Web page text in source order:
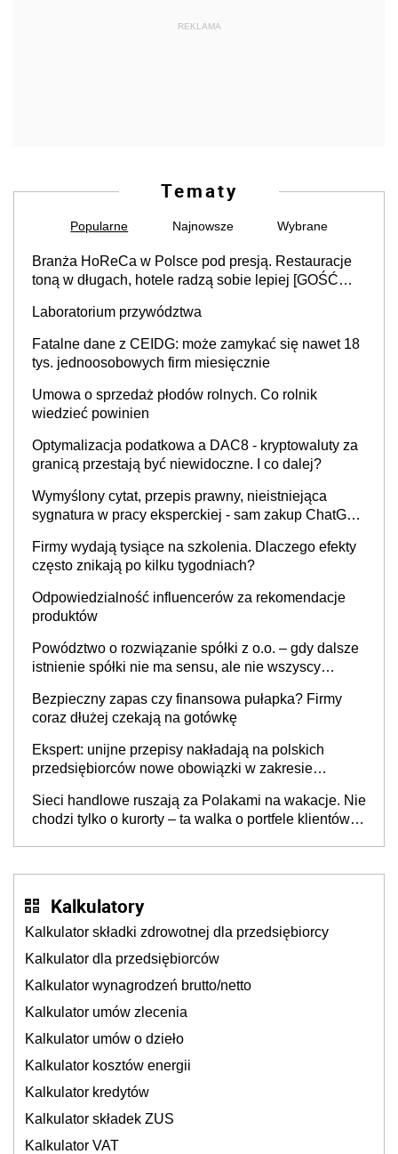
REKLAMA
Tematy
Popularne Najnowsze Wybrane
Branża HoReCa w Polsce pod presją. Restauracje
toną w długach, hotele radzą sobie lepiej [GOŚĆ
Laboratorium przywództwa
Fatalne dane z CEIDG: może zamykać się nawet 18
tys. jednoosobowych firm miesięcznie
Umowa o sprzedaż płodów rolnych. Co rolnik
wiedzieć powinien
Optymalizacja podatkowa a DAC8 - kryptowaluty za
granicą przestają być niewidoczne. I co dalej?
Wymyślony cytat, przepis prawny, nieistniejąca
sygnatura w pracy eksperckiej - sam zakup ChatGPT
Firmy wydają tysiące na szkolenia. Dlaczego efekty
często znikają po kilku tygodniach?
Odpowiedzialność influencerów za rekomendacje
produktów
Powództwo o rozwiązanie spółki z o.o. – gdy dalsze
istnienie spółki nie ma sensu, ale nie wszyscy
Bezpieczny zapas czy finansowa pułapka? Firmy
coraz dłużej czekają na gotówkę
Ekspert: unijne przepisy nakładają na polskich
przedsiębiorców nowe obowiązki w zakresie
Sieci handlowe ruszają za Polakami na wakacje. Nie
chodzi tylko o kurorty – ta walka o portfele klientów
Kalkulatory
Kalkulator składki zdrowotnej dla przedsiębiorcy
Kalkulator dla przedsiębiorców
Kalkulator wynagrodzeń brutto/netto
Kalkulator umów zlecenia
Kalkulator umów o dzieło
Kalkulator kosztów energii
Kalkulator kredytów
Kalkulator składek ZUS
Kalkulator VAT